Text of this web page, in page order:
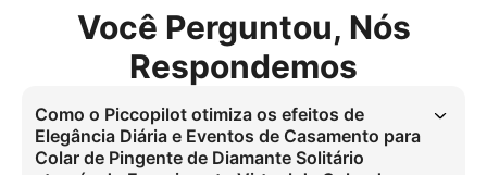
Você Perguntou, Nós
Respondemos
Como o Piccopilot otimiza os efeitos de
Elegância Diária e Eventos de Casamento para
Colar de Pingente de Diamante Solitário